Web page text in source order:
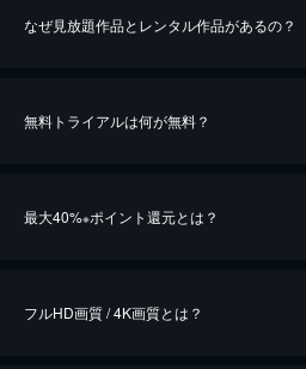
なぜ見放題作品とレンタル作品があるの？
無料トライアルは何が無料？
最大40%※ポイント還元とは？
フルHD画質 / 4K画質とは？